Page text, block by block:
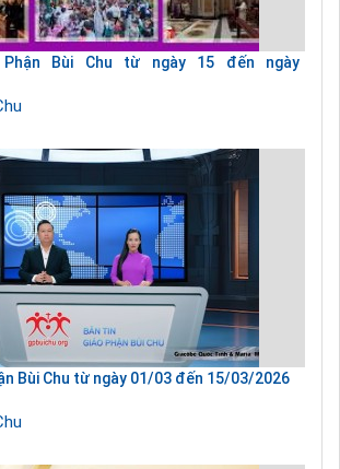
Bùi Chu từ ngày 15 đến ngày
Bùi Chu từ ngày 01/03 đến 15/03/2026